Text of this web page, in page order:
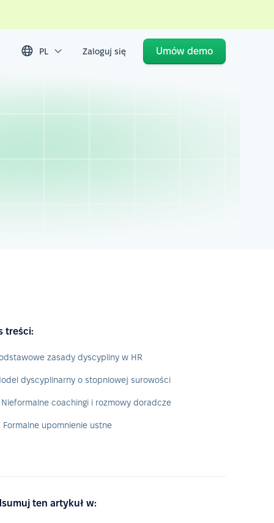
PL Zaloguj się Umów demo
treści:
zasady dyscypliny w HR
dyscyplinarny o stopniowej surowości
Nieformalne coachingi i rozmowy doradcze
Formalne upomnienie ustne
ten artykuł w: